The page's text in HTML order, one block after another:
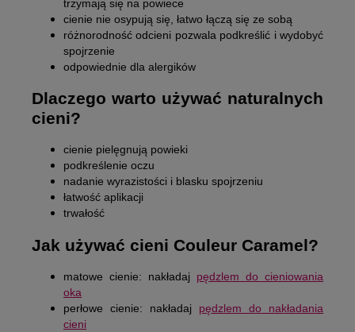
trzymają się na powiece
cienie nie osypują się, łatwo łączą się ze sobą
różnorodność odcieni pozwala podkreślić i wydobyć
spojrzenie
odpowiednie dla alergików
Dlaczego warto używać naturalnych
cieni?
cienie pielęgnują powieki
podkreślenie oczu
nadanie wyrazistości i blasku spojrzeniu
łatwość aplikacji
trwałość
Jak używać cieni Couleur Caramel?
matowe cienie: nakładaj pędzlem do cieniowania
oka
perłowe cienie: nakładaj pędzlem do nakładania
cieni